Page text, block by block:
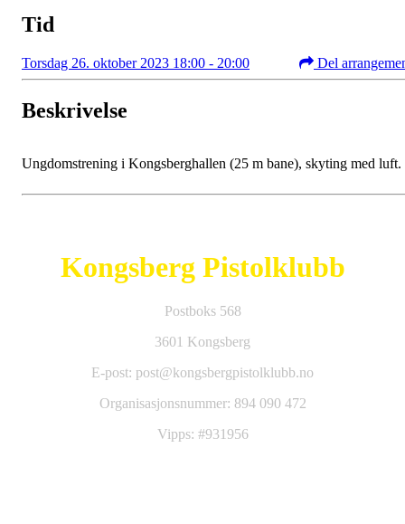
Tid
Torsdag 26. oktober 2023 18:00 - 20:00 Del
Beskrivelse
Ungdomstrening i Kongsberghallen (25 m bane), skyting med luft.
Kongsberg Pistolklubb
Postboks 568
3601 Kongsberg
E-post: post@kongsbergpistolklubb.no
Organisasjonsnummer: 894 090 472
Vipps: #931956